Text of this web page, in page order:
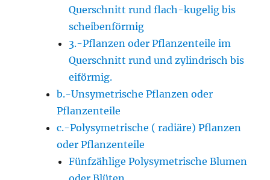
Querschnitt rund flach-kugelig bis
scheibenförmig
3.-Pflanzen oder Pflanzenteile im
Querschnitt rund und zylindrisch bis
eiförmig.
b.-Unsymetrische Pflanzen oder
Pflanzenteile
c.-Polysymetrische ( radiäre) Pflanzen
oder Pflanzenteile
Fünfzählige Polysymetrische Blumen